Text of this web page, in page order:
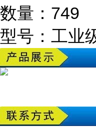
数量：749
型号：工业